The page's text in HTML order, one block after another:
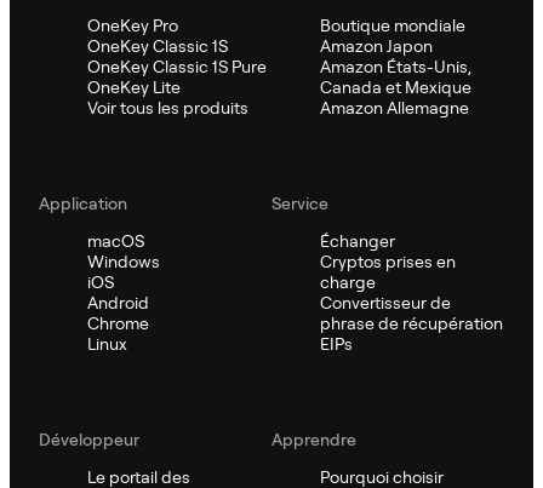
OneKey Pro
OneKey Classic 1S
OneKey Classic 1S Pure
OneKey Lite
Voir tous les produits
Boutique mondiale
Amazon Japon
Amazon États-Unis,
Canada et Mexique
Amazon Allemagne
Application
macOS
Windows
iOS
Android
Chrome
Linux
Service
Échanger
Cryptos prises en
charge
Convertisseur de
phrase de récupération
EIPs
Développeur
Le portail des
Apprendre
Pourquoi choisir